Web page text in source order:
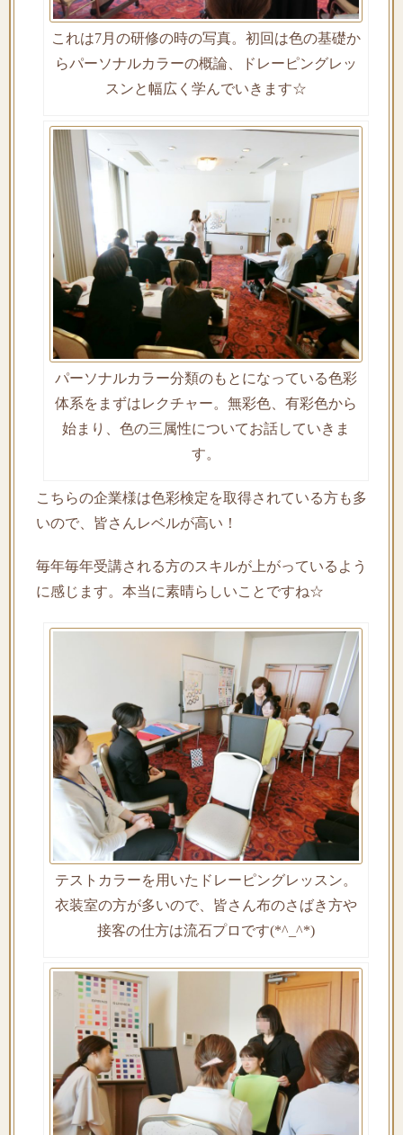
これは7月の研修の時の写真。初回は色の基礎か
らパーソナルカラーの概論、ドレーピングレッ
スンと幅広く学んでいきます☆
パーソナルカラー分類のもとになっている色彩
体系をまずはレクチャー。無彩色、有彩色から
始まり、色の三属性についてお話していきま
す。
こちらの企業様は色彩検定を取得されている方も多
いので、皆さんレベルが高い！
毎年毎年受講される方のスキルが上がっているよう
に感じます。本当に素晴らしいことですね☆
テストカラーを用いたドレーピングレッスン。
衣装室の方が多いので、皆さん布のさばき方や
接客の仕方は流石プロです(*^_^*)